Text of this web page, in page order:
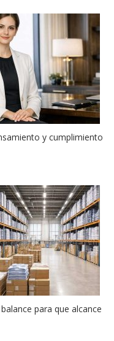
y cumplimiento
para que alcance